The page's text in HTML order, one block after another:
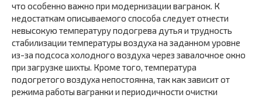
что особенно важно при модернизации вагранок. К
недостаткам описываемого способа следует отнести
невысокую температуру подогрева дутья и трудность
стабилизации температуры воздуха на заданном уровне
из-за подсоса холодного воздуха через завалочное окно
при загрузке шихты. Кроме того, температура
подогретого воздуха непостоянна, так как зависит от
режима работы вагранки и периодичности очистки